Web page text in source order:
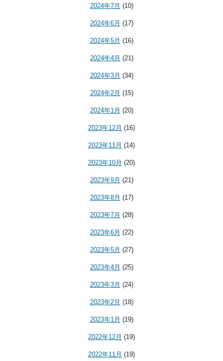
2024年7月 (10)
2024年6月 (17)
2024年5月 (16)
2024年4月 (21)
2024年3月 (34)
2024年2月 (15)
2024年1月 (20)
2023年12月 (16)
2023年11月 (14)
2023年10月 (20)
2023年9月 (21)
2023年8月 (17)
2023年7月 (28)
2023年6月 (22)
2023年5月 (27)
2023年4月 (25)
2023年3月 (24)
2023年2月 (18)
2023年1月 (19)
2022年12月 (19)
2022年11月 (19)